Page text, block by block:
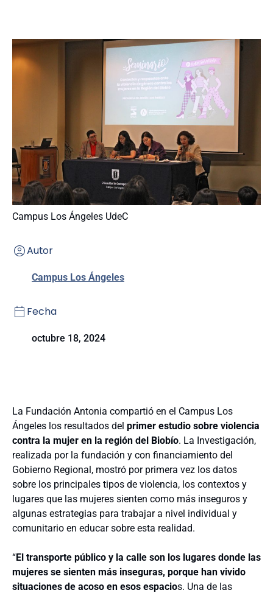
Campus Los Ángeles UdeC
Autor
Campus Los Ángeles
Fecha
octubre 18, 2024
La Fundación Antonia compartió en el Campus Los
Ángeles los resultados del primer estudio sobre violencia
contra la mujer en la región del Biobío. La Investigación,
realizada por la fundación y con financiamiento del
Gobierno Regional, mostró por primera vez los datos
sobre los principales tipos de violencia, los contextos y
lugares que las mujeres sienten como más inseguros y
algunas estrategias para trabajar a nivel individual y
comunitario en educar sobre esta realidad.
“El transporte público y la calle son los lugares donde las
mujeres se sienten más inseguras, porque han vivido
situaciones de acoso en esos espacios. Una de las